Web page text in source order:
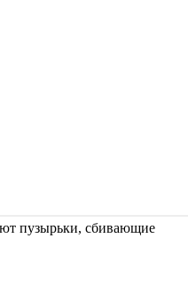
пузырьки, сбивающие